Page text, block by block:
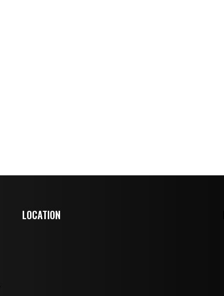
LOCATION